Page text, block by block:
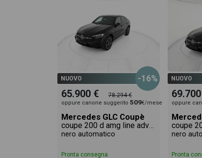
NUOVO -16%
65.900 € 78.294 €
oppure canone suggerito 509€/mese
Mercedes GLC Coupè
coupe 200 d amg line advanced 4matic auto
nero automatico
Pronta consegna
NUOVO
69.700
oppure
nero
Pronta